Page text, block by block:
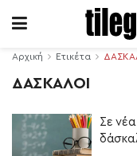
Αρχική Ετικέτα
ΔΑΣΚΑΛΟΙ
Σε